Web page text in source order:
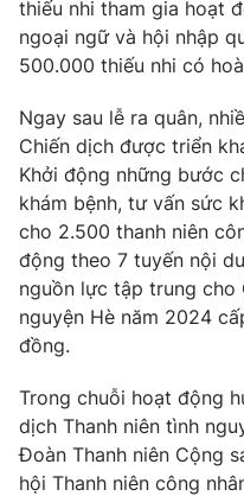
Ðiện thoại Thời báo VTV:
Email: toasoan@vtv.vn
Liên hệ quảng cáo:024-
® Cấm sao chép dưới mọi
thuận bằng văn bản. Ghi rõ
thông tin từ website này.
thiếu nhi tham gia hoạt
ngoại ngữ và hội nhập
500.000 thiếu nhi có
Ngay sau lễ ra quân,
Chiến dịch được triển
Khởi động những bước
khám bệnh, tư vấn sức
cho 2.500 thanh niên
động theo 7 tuyến nội
nguồn lực tập trung cho
nguyện Hè năm 2024
đồng.
Trong chuỗi hoạt động
dịch Thanh niên tình
Đoàn Thanh niên Cộng
hội Thanh niên công